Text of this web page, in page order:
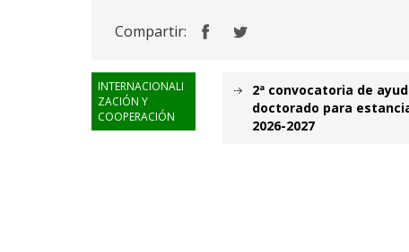
Compartir:
INTERNACIONALI
ZACIÓN Y
COOPERACIÓN
2ª convocatoria de
doctorado para
2026-2027